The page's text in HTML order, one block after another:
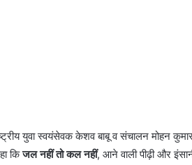
युवा स्वयंसेवक केशव बाबू व संचालन मोहन
किजल नहीं तो कल नहीं, आने वाली पीढ़ी और